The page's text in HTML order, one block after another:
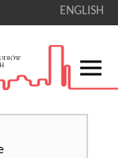
ENGLISH